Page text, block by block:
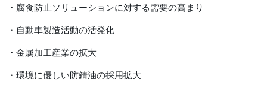
・腐食防止ソリューションに対する需要の高まり
・自動車製造活動の活発化
・金属加工産業の拡大
・環境に優しい防錆油の採用拡大